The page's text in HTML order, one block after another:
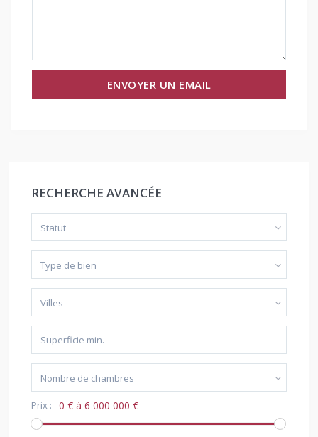
RECHERCHE AVANCÉE
Statut
Type de bien
Villes
Nombre de chambres
Prix : 0 € à 6 000 000 €